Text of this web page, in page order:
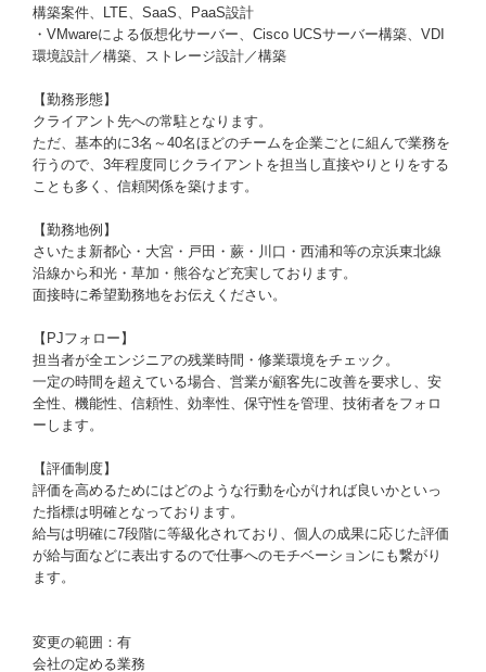
構築案件、LTE、SaaS、PaaS設計
・VMwareによる仮想化サーバー、Cisco UCSサーバー構築、VDI
環境設計／構築、ストレージ設計／構築
【勤務形態】
クライアント先への常駐となります。
ただ、基本的に3名～40名ほどのチームを企業ごとに組んで業務を
行うので、3年程度同じクライアントを担当し直接やりとりをする
ことも多く、信頼関係を築けます。
【勤務地例】
さいたま新都心・大宮・戸田・蕨・川口・西浦和等の京浜東北線
沿線から和光・草加・熊谷など充実しております。
面接時に希望勤務地をお伝えください。
【PJフォロー】
担当者が全エンジニアの残業時間・修業環境をチェック。
一定の時間を超えている場合、営業が顧客先に改善を要求し、安
全性、機能性、信頼性、効率性、保守性を管理、技術者をフォロ
ーします。
【評価制度】
評価を高めるためにはどのような行動を心がければ良いかといっ
た指標は明確となっております。
給与は明確に7段階に等級化されており、個人の成果に応じた評価
が給与面などに表出するので仕事へのモチベーションにも繋がり
ます。
変更の範囲：有
会社の定める業務